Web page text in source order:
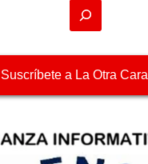
Suscríbete a La Otra Cara